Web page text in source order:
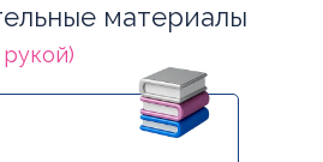
материалы